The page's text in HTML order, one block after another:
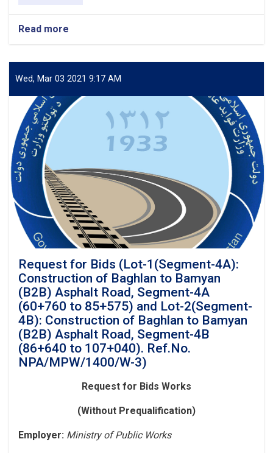
Read more
REQUEST
Consultancy
Service
Detail
Survey
Kandahar-
Spinboldak
Railway
Project
LENGTH
(96
Km)
Wed, Mar 03 2021 9:17 AM
Request for Bids (Lot-1(Segment-4A):
Construction of Baghlan to Bamyan
(B2B) Asphalt Road, Segment-4A
(60+760 to 85+575) and Lot-2(Segment-
4B): Construction of Baghlan to Bamyan
(B2B) Asphalt Road, Segment-4B
(86+640 to 107+040). Ref.No.
NPA/MPW/1400/W-3)
Request for Bids Works
(Without Prequalification)
Employer: Ministry of Public Works